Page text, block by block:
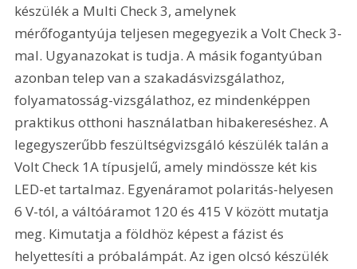
készülék a Multi Check 3, amelynek
mérőfogantyúja teljesen megegyezik a Volt Check 3-
mal. Ugyanazokat is tudja. A másik fogantyúban
azonban telep van a szakadásvizsgálathoz,
folyamatosság-vizsgálathoz, ez mindenképpen
praktikus otthoni használatban hibakereséshez. A
legegyszerűbb feszültségvizsgáló készülék talán a
Volt Check 1A típusjelű, amely mindössze két kis
LED-et tartalmaz. Egyenáramot polaritás-helyesen
6 V-tól, a váltóáramot 120 és 415 V között mutatja
meg. Kimutatja a földhöz képest a fázist és
helyettesíti a próbalámpát. Az igen olcsó készülék